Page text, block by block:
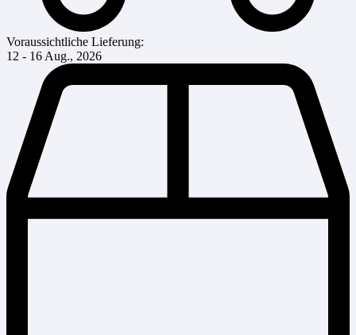
Voraussichtliche Lieferung:
12 - 16 Aug., 2026